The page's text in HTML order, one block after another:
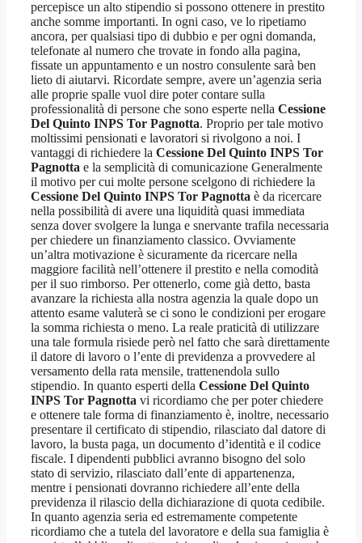
percepisce un alto stipendio si possono ottenere in prestito
anche somme importanti. In ogni caso, ve lo ripetiamo
ancora, per qualsiasi tipo di dubbio e per ogni domanda,
telefonate al numero che trovate in fondo alla pagina,
fissate un appuntamento e un nostro consulente sarà ben
lieto di aiutarvi. Ricordate sempre, avere un’agenzia seria
alle proprie spalle vuol dire poter contare sulla
professionalità di persone che sono esperte nella Cessione
Del Quinto INPS Tor Pagnotta. Proprio per tale motivo
moltissimi pensionati e lavoratori si rivolgono a noi. I
vantaggi di richiedere la Cessione Del Quinto INPS Tor
Pagnotta e la semplicità di comunicazione Generalmente
il motivo per cui molte persone scelgono di richiedere la
Cessione Del Quinto INPS Tor Pagnotta è da ricercare
nella possibilità di avere una liquidità quasi immediata
senza dover svolgere la lunga e snervante trafila necessaria
per chiedere un finanziamento classico. Ovviamente
un’altra motivazione è sicuramente da ricercare nella
maggiore facilità nell’ottenere il prestito e nella comodità
per il suo rimborso. Per ottenerlo, come già detto, basta
avanzare la richiesta alla nostra agenzia la quale dopo un
attento esame valuterà se ci sono le condizioni per erogare
la somma richiesta o meno. La reale praticità di utilizzare
una tale formula risiede però nel fatto che sarà direttamente
il datore di lavoro o l’ente di previdenza a provvedere al
versamento della rata mensile, trattenendola sullo
stipendio. In quanto esperti della Cessione Del Quinto
INPS Tor Pagnotta vi ricordiamo che per poter chiedere
e ottenere tale forma di finanziamento è, inoltre, necessario
presentare il certificato di stipendio, rilasciato dal datore di
lavoro, la busta paga, un documento d’identità e il codice
fiscale. I dipendenti pubblici avranno bisogno del solo
stato di servizio, rilasciato dall’ente di appartenenza,
mentre i pensionati dovranno richiedere all’ente della
previdenza il rilascio della dichiarazione di quota cedibile.
In quanto agenzia seria ed estremamente competente
ricordiamo che a tutela del lavoratore e della sua famiglia è